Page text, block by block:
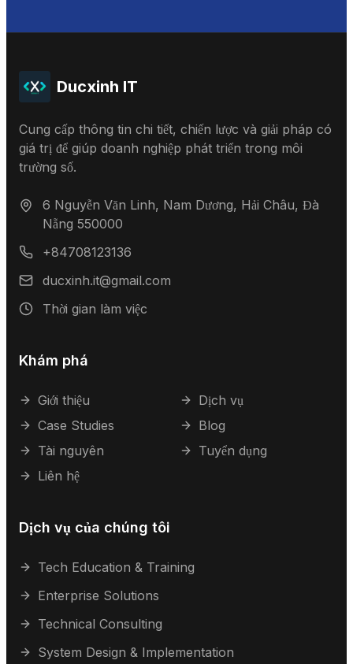
Ducxinh IT
Cung cấp thông tin chi tiết, chiến lược và giải pháp có
giá trị để giúp doanh nghiệp phát triển trong môi
trường số.
6 Nguyễn Văn Linh, Nam Dương, Hải Châu, Đà
Nẵng 550000
+84708123136
ducxinh.it@gmail.com
Thời gian làm việc
Khám phá
Giới thiệu
Dịch vụ
Case Studies
Blog
Tài nguyên
Tuyển dụng
Liên hệ
Dịch vụ của chúng tôi
Tech Education & Training
Enterprise Solutions
Technical Consulting
System Design & Implementation